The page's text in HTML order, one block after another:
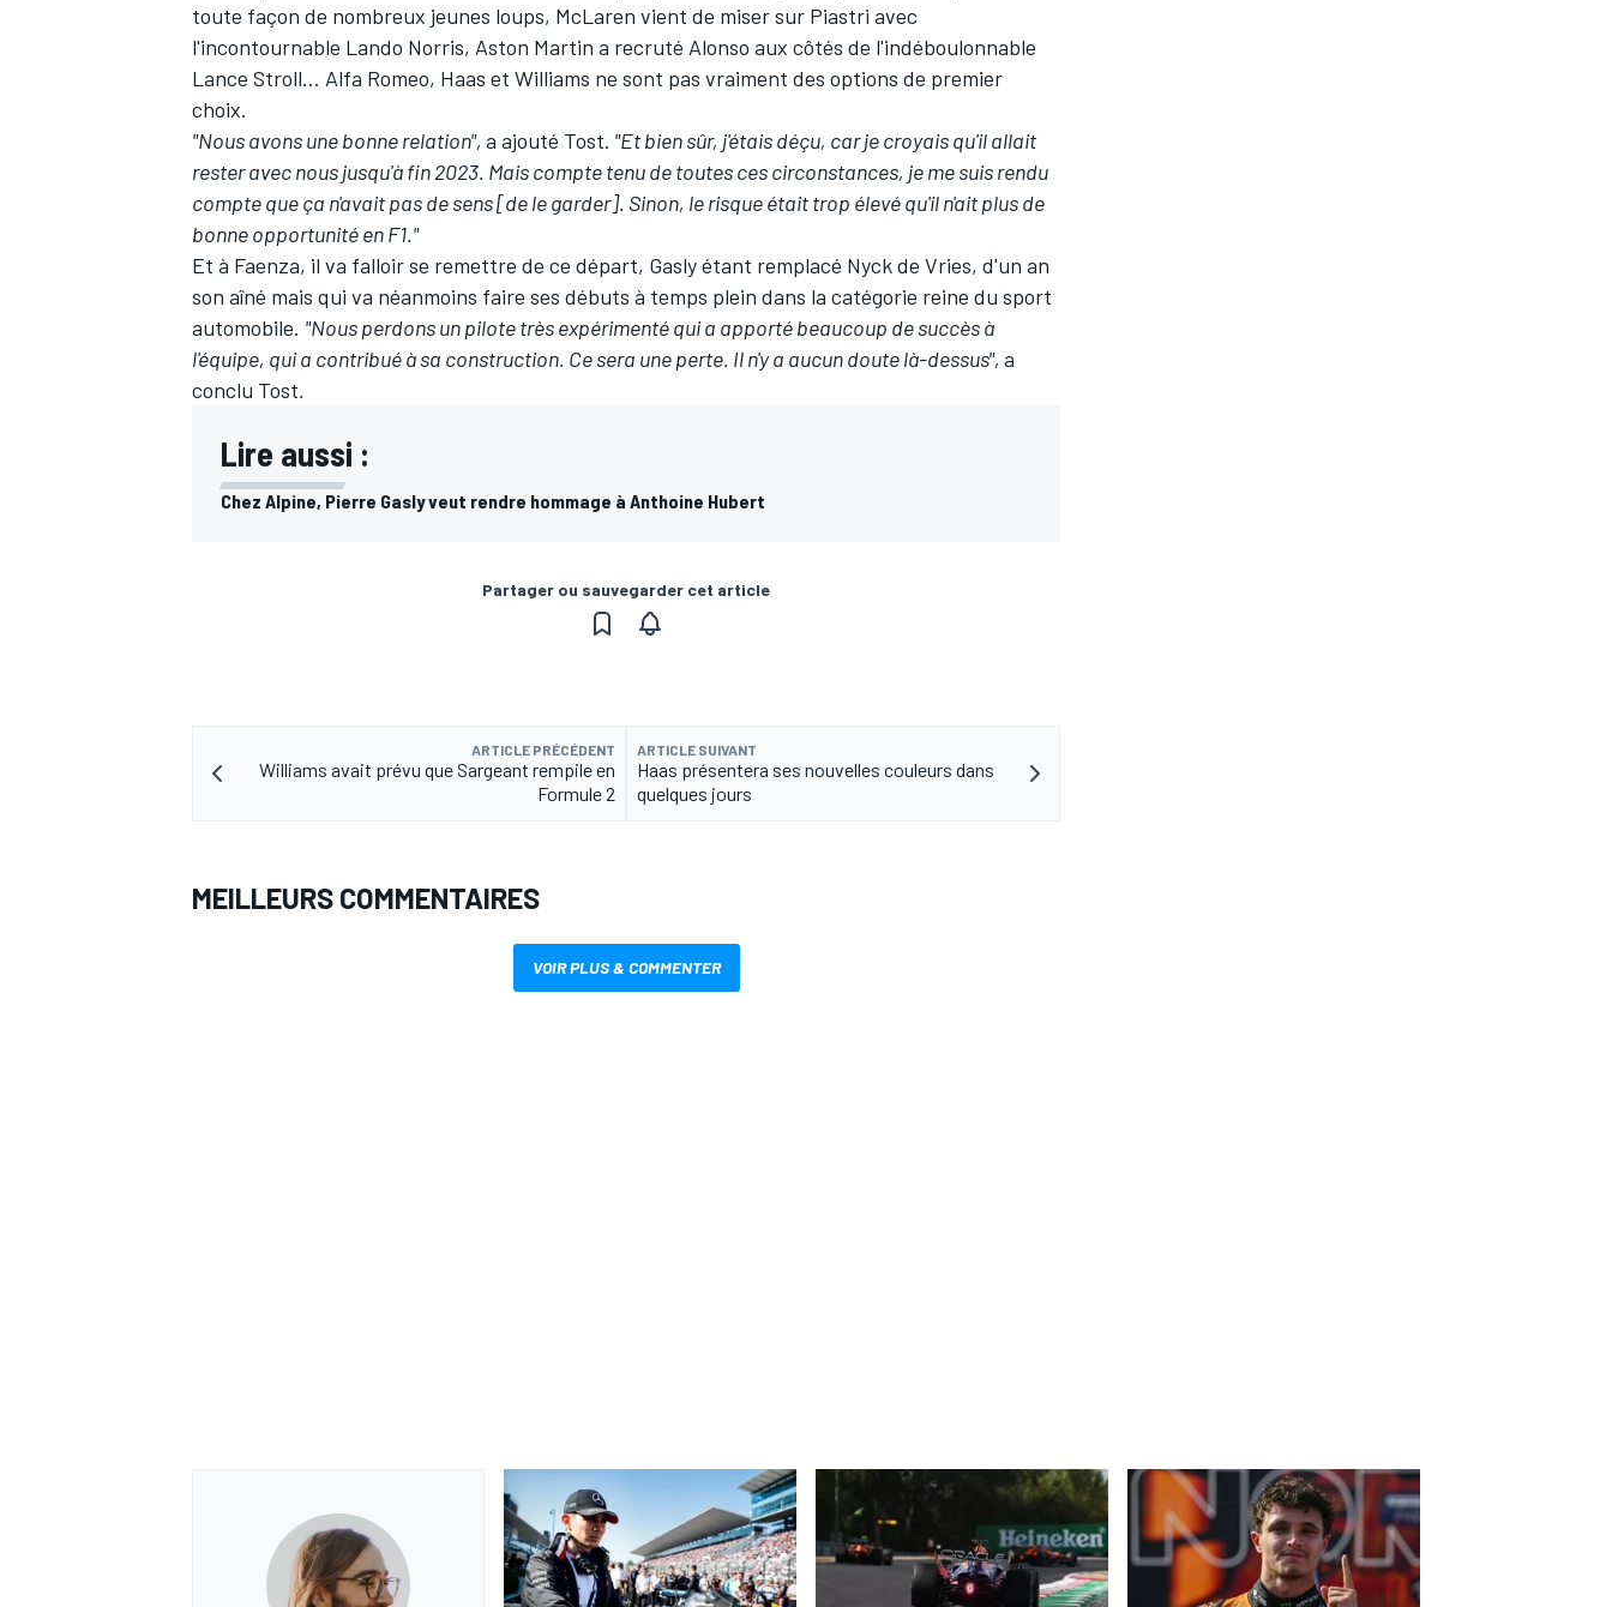
AUTRES CHAMPIONNATS
toute façon de nombreux jeunes loups, McLaren vient de miser sur Piastri avec
l'incontournable Lando Norris, Aston Martin a recruté Alonso aux côtés de l'indéboulonnable
Lance Stroll… Alfa Romeo, Haas et Williams ne sont pas vraiment des options de premier
choix.
"Nous avons une bonne relation", a ajouté Tost. "Et bien sûr, j'étais déçu, car je croyais qu'il allait
rester avec nous jusqu'à fin 2023. Mais compte tenu de toutes ces circonstances, je me suis rendu
compte que ça n'avait pas de sens [de le garder]. Sinon, le risque était trop élevé qu'il n'ait plus de
bonne opportunité en F1."
Et à Faenza, il va falloir se remettre de ce départ, Gasly étant remplacé Nyck de Vries, d'un an
son aîné mais qui va néanmoins faire ses débuts à temps plein dans la catégorie reine du sport
automobile. "Nous perdons un pilote très expérimenté qui a apporté beaucoup de succès à
l'équipe, qui a contribué à sa construction. Ce sera une perte. Il n'y a aucun doute là-dessus", a
conclu Tost.
Lire aussi :
Chez Alpine, Pierre Gasly veut rendre hommage à Anthoine Hubert
Partager ou sauvegarder cet article
ARTICLE PRÉCÉDENT
Williams avait prévu que Sargeant rempile en
Formule 2
ARTICLE SUIVANT
Haas présentera ses nouvelles couleurs dans
quelques jours
MEILLEURS COMMENTAIRES
VOIR PLUS & COMMENTER